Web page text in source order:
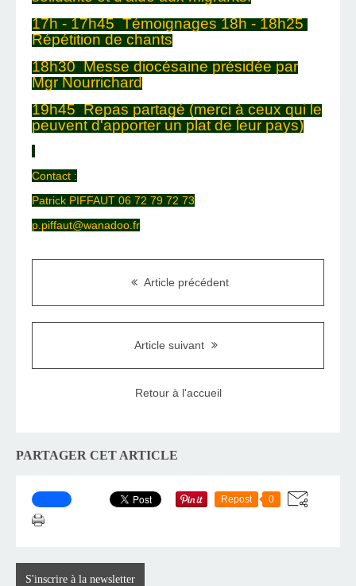
17h - 17h45 Témoignages 18h - 18h25
Répétition de chants
18h30 Messe diocésaine présidée par
Mgr Nourrichard
19h45 Repas partagé (merci à ceux qui le
peuvent d'apporter un plat de leur pays)
Contact :
Patrick PIFFAUT 06 72 79 72 73
p.piffaut@wanadoo.fr
Article précédent
Article suivant
Retour à l'accueil
PARTAGER CET ARTICLE
Repost 0
S'inscrire à la newsletter